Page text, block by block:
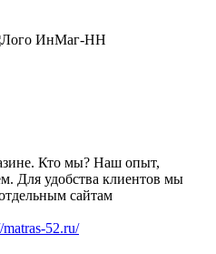
Кто мы? Наш опыт,
Для удобства клиентов мы
сайтам
matras-52.ru/